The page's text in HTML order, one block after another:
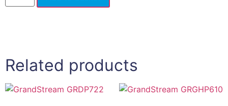
Related products